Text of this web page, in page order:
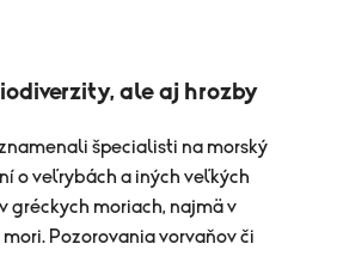
ale aj hrozby
špecialisti na morský
o veľrybách a iných veľkých
gréckych moriach, najmä v
Pozorovania vorvaňov či